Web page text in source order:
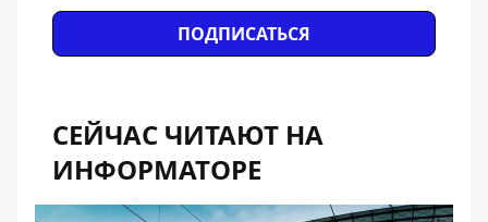
ПОДПИСАТЬСЯ
СЕЙЧАС ЧИТАЮТ НА
ИНФОРМАТОРЕ